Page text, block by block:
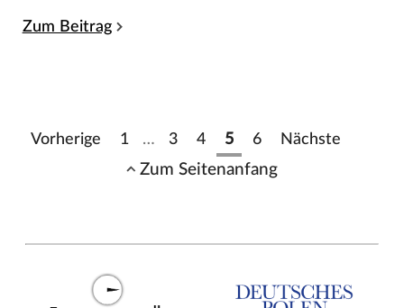
Zum Beitrag
Vorherige 1 … 3 4 5 6 Nächste
Zum Seitenanfang